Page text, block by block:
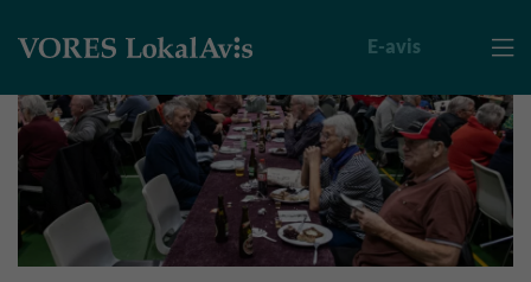

E-avis